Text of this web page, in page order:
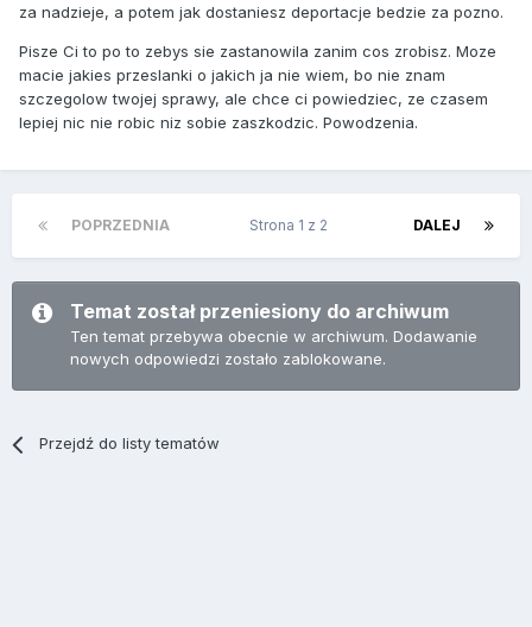
za nadzieje, a potem jak dostaniesz deportacje bedzie za pozno.
Pisze Ci to po to zebys sie zastanowila zanim cos zrobisz. Moze
macie jakies przeslanki o jakich ja nie wiem, bo nie znam
szczegolow twojej sprawy, ale chce ci powiedziec, ze czasem
lepiej nic nie robic niz sobie zaszkodzic. Powodzenia.
POPRZEDNIA DALEJ
Strona 1 z 2
Temat został przeniesiony do archiwum
Ten temat przebywa obecnie w archiwum. Dodawanie
nowych odpowiedzi zostało zablokowane.
Przejdź do listy tematów